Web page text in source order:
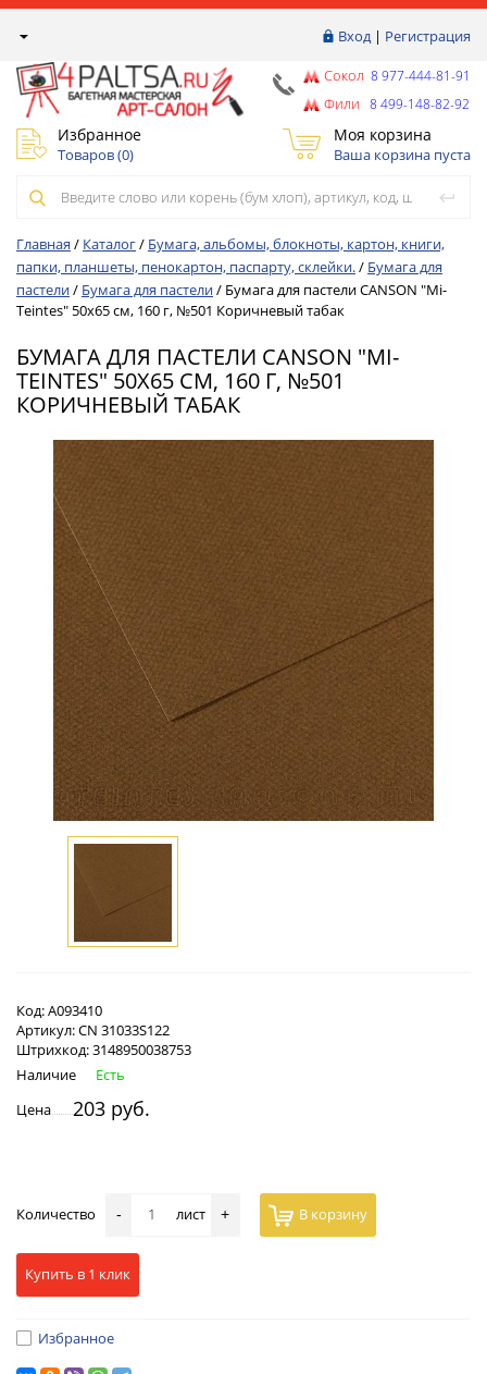
Вход| Регистрация
Сокол 8 977-444-81-91
Фили 8 499-148-82-92
Избранное
Товаров (0)
Моя корзина
Ваша корзина пуста
Главная / Каталог/ Бумага, альбомы, блокноты, картон, книги,
папки, планшеты, пенокартон, паспарту, склейки./ Бумага для
пастели/ Бумага для пастели/ Бумага для пастели CANSON "Mi-
Teintes" 50x65 см, 160 г, №501 Коричневый табак
БУМАГА ДЛЯ ПАСТЕЛИ CANSON "MI-
TEINTES" 50X65 СМ, 160 Г, №501
КОРИЧНЕВЫЙ ТАБАК
Код:А093410
Артикул:CN 31033S122
Штрихкод:3148950038753
Наличие
Есть
Цена
203 руб.
Количество - лист + В корзину
Купить в 1 клик
Избранное